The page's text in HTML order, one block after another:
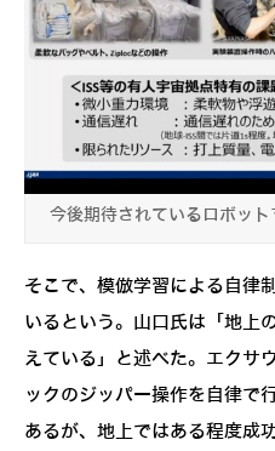
今後期待されているロボッ
そこで、模倣学習による自律
いるという。山口氏は「地上
えている」と述べた。エクサ
ックのジッパー操作を自律で
あるが、地上ではある程度成